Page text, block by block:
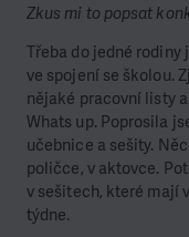
Zkus mi to popsat
Třeba do jedné rodiny
ve spojení se školou.
nějaké pracovní listy
Whats up. Poprosila
učebnice a sešity.
poličce, v aktovce.
v sešitech, které mají
týdne.